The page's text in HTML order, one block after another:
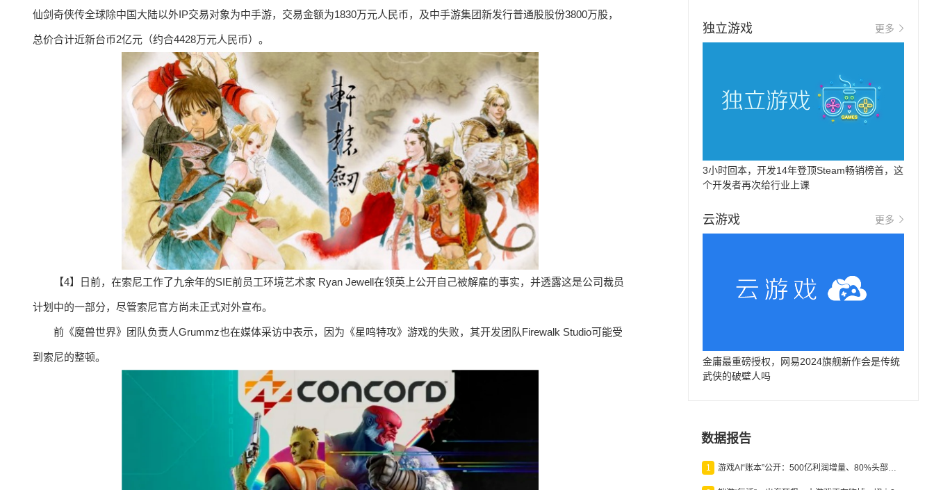
仙剑奇侠传全球除中国大陆以外IP交易对象为中手游，交易金额为1830万元人民币，及中手游集团新发行普通股股份3800万股，
总价合计近新台币2亿元（约合4428万元人民币）。
【4】日前，在索尼工作了九余年的SIE前员工环境艺术家 Ryan Jewell在领英上公开自己被解雇的事实，并透露这是公司裁员
计划中的一部分，尽管索尼官方尚未正式对外宣布。
前《魔兽世界》团队负责人Grummz也在媒体采访中表示，因为《星鸣特攻》游戏的失败，其开发团队Firewalk Studio可能受
到索尼的整顿。
独立游戏 更多
3小时回本，开发14年登顶Steam畅销榜首，这
个开发者再次给行业上课
云游戏 更多
金庸最重磅授权，网易2024旗舰新作会是传统
武侠的破壁人吗
数据报告
1 游戏AI“账本”公开：500亿利润增量、80%头部入局，谁在闷声发财？